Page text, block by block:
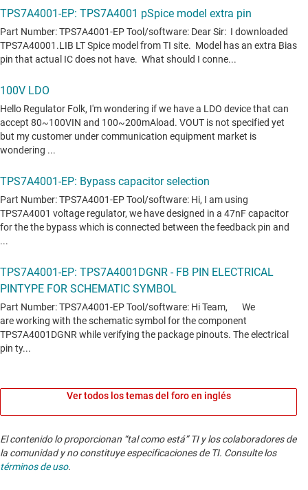
Ver todos los temas del foro en inglés
El contenido lo proporcionan “tal como está” TI y los colaboradores de
la comunidad y no constituye especificaciones de TI. Consulte los
términos de uso.